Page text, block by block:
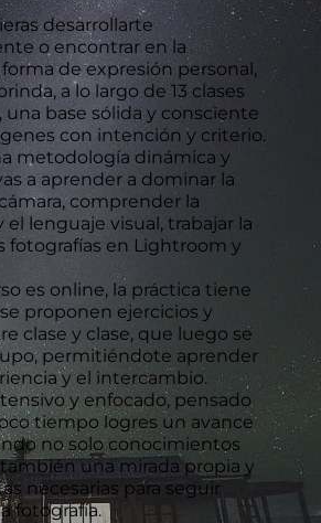
desarrollarte
o encontrar en la
de expresión personal,
a lo largo de 13 clases
una base sólida y consciente
con intención y criterio.
metodología dinámica y
a aprender a dominar la
comprender la
lenguaje visual, trabajar la
fotografías en Lightroom y
es online, la práctica tiene
proponen ejercicios y
clase y clase, que luego se
permitiéndote aprender
y el intercambio.
y enfocado, pensado
tiempo logres un avance
no solo conocimientos
una mirada propia y
necesarias para seguir
fotografía.